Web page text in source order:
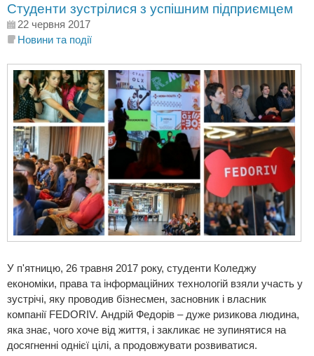
Студенти зустрілися з успішним підприємцем
22 червня 2017
Новини та події
У п'ятницю, 26 травня 2017 року, студенти Коледжу
економіки, права та інформаційних технологій взяли участь у
зустрічі, яку проводив бізнесмен, засновник і власник
компанії FEDORIV. Андрій Федорів – дуже ризикова людина,
яка знає, чого хоче від життя, і закликає не зупинятися на
досягненні однієї цілі, а продовжувати розвиватися.